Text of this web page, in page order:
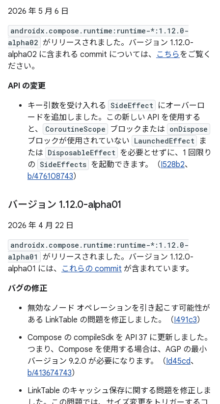
2026 年 5 月 6 日
androidx.compose.runtime:runtime-*:1.12.0-
alpha02 がリリースされました。バージョン 1.12.0-
alpha02 に含まれる commit については、 こちらをご覧く
ださい。
API の変更
キー引数を受け入れる SideEffect にオーバーロ
ードを追加しました。この新しい API を使用する
と、
CoroutineScope ブロックまたは onDispose
ブロックが使用されていない LaunchedEffect
ま
たは DisposableEffect を必要とせずに、1 回限り
の SideEffects を起動できます。（I528b2、
b/476108743）
バージョン 1.12.0-alpha01
2026 年 4 月 22 日
androidx.compose.runtime:runtime-*:1.12.0-
alpha01
がリリースされました。バージョン 1.12.0-
alpha01 には、 これらの commit が含まれています。
バグの修正
無効なノード オペレーションを引き起こす可能性が
ある LinkTable の問題を修正しました。（I491c3）
Compose の compileSdk を API 37 に更新しました。
つまり、Compose を使用する場合は、AGP の最小
バージョン 9.2.0 が必要になります。（Id45cd、
b/413674743）
LinkTable のキャッシュ保存に関する問題を修正しま